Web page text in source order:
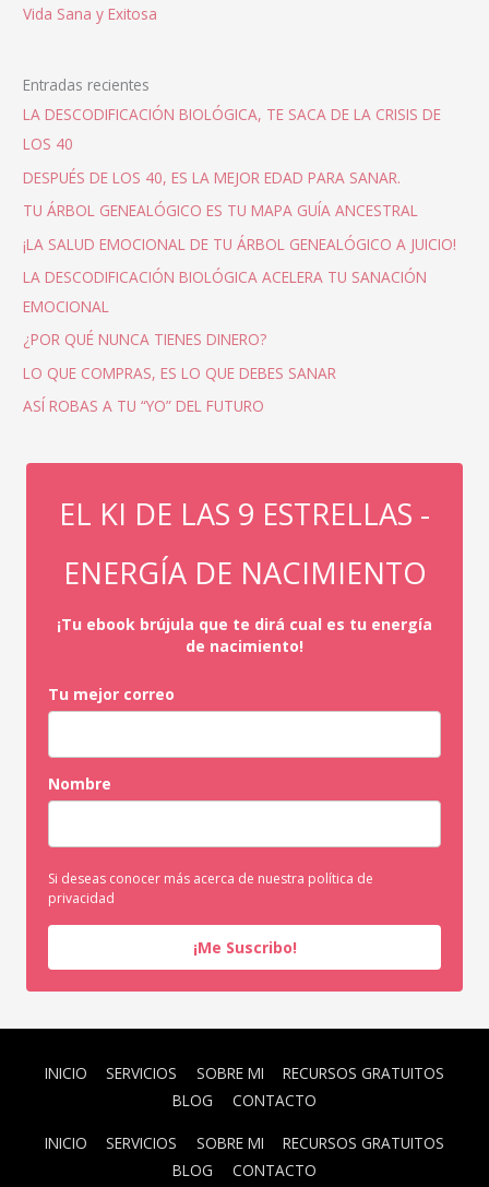
Vida Sana y Exitosa
Entradas recientes
LA DESCODIFICACIÓN BIOLÓGICA, TE SACA DE LA CRISIS DE
LOS 40
DESPUÉS DE LOS 40, ES LA MEJOR EDAD PARA SANAR.
TU ÁRBOL GENEALÓGICO ES TU MAPA GUÍA ANCESTRAL
¡LA SALUD EMOCIONAL DE TU ÁRBOL GENEALÓGICO A JUICIO!
LA DESCODIFICACIÓN BIOLÓGICA ACELERA TU SANACIÓN
EMOCIONAL
¿POR QUÉ NUNCA TIENES DINERO?
LO QUE COMPRAS, ES LO QUE DEBES SANAR
ASÍ ROBAS A TU “YO” DEL FUTURO
EL KI DE LAS 9 ESTRELLAS -
ENERGÍA DE NACIMIENTO
¡Tu ebook brújula que te dirá cual es tu energía
de nacimiento!
Tu mejor correo
Nombre
Si deseas conocer más acerca de nuestra política de
privacidad
¡Me Suscribo!
INICIO SERVICIOS SOBRE MI
RECURSOS GRATUITOS
BLOG
CONTACTO
INICIO SERVICIOS SOBRE MI
RECURSOS GRATUITOS
BLOG
CONTACTO